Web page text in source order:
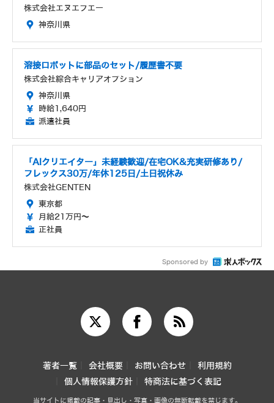
株式会社エヌエフエー
神奈川県
溶接ロボットに部品のセット/履歴書不要
株式会社綜合キャリアオプション
神奈川県
時給1,640円
派遣社員
「AIクリエイター」未経験歓迎/在宅OK&充実研修あり/
フレックス30万/年休125日/土日祝休み
株式会社GENTEN
東京都
月給21万円～
正社員
Sponsored by
著者一覧 会社概要 お問い合わせ
利用規約
個人情報保護方針
特商法に基づく表記
当サイトに掲載の記事・見出し・写真・画像の無断転載を禁じます。